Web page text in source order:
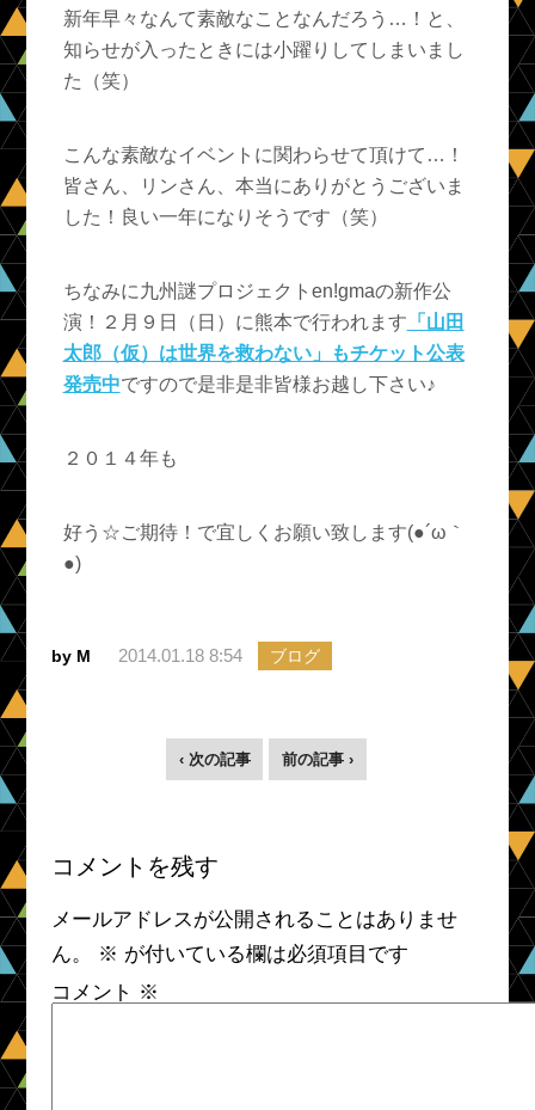
新年早々なんて素敵なことなんだろう…！と、
知らせが入ったときには小躍りしてしまいまし
た（笑）
こんな素敵なイベントに関わらせて頂けて…！
皆さん、リンさん、本当にありがとうございま
した！良い一年になりそうです（笑）
ちなみに九州謎プロジェクトen!gmaの新作公
演！２月９日（日）に熊本で行われます 「山田
太郎（仮）は世界を救わない」もチケット公表
発売中ですので是非是非皆様お越し下さい♪
２０１４年も
好う☆ご期待！で宜しくお願い致します(●´ω｀
●)ゞ
by M 2014.01.18 8:54 ブログ
‹ 次の記事 前の記事 ›
コメントを残す
メールアドレスが公開されることはありませ
ん。
※ が付いている欄は必須項目です
コメント ※